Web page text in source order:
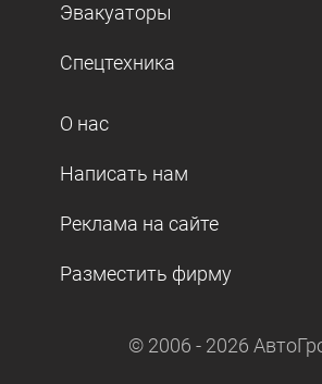
Эвакуаторы
Спецтехника
О нас
Написать нам
Реклама на сайте
Разместить фирму
© 2006 - 2026